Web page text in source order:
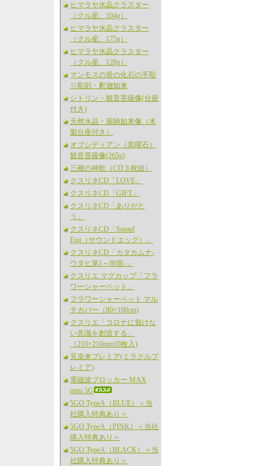
ヒマラヤ水晶クラスター
（クル産、104g）
ヒマラヤ水晶クラスター
（クル産、175g）
ヒマラヤ水晶クラスター
（クル産、128g）
マンモスの骨の化石の手彫
り彫刻・釈迦如来
シトリン・観音菩薩像(台座
付き)
天然水晶・薬師如来像（木
製台座付き）
オブシディアン（黒曜石）
観音菩薩像(265g)
三種の神歌（CD３枚組）
クスリネCD「LOVE」
クスリネCD「GIFT」
クスリネCD「ありがと
う」
クスリネCD「Sound
Egg（サウンドエッグ）」
クスリネCD「カタカムナ-
ウタヒ第1～80首-」
クスリエ マグカップ「フラ
ワーシャーベット」
フラワーシャーベット マル
チカバー（80×100cm)
クスリエ「コロナに負けな
い意識を創造する」
（210×210mm10枚入)
見楽来プレミア(ミラクルプ
レミア)
電磁波ブロッカー MAX
mini 5G
5GO TypeA（BLUE）＜当
社購入特典あり＞
5GO TypeA（PINK）＜当社
購入特典あり＞
5GO TypeA（BLACK）＜当
社購入特典あり＞